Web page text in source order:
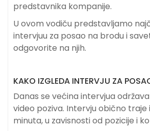
predstavnika kompanije.
U ovom vodiču predstavljamo
intervjuu za posao na brodu i
odgovorite na njih.
KAKO IZGLEDA INTERVJU ZA
Danas se većina intervjua
video poziva. Intervju obično traje
minuta, u zavisnosti od pozicije i